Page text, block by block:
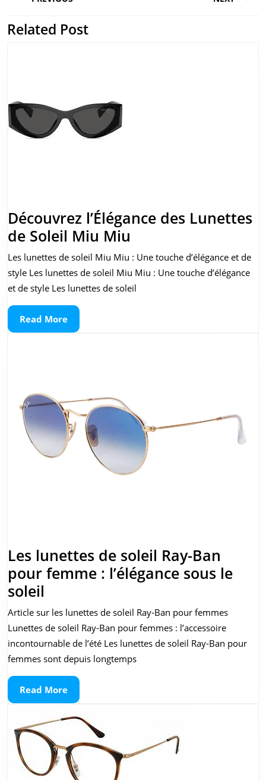
l’article
Previous
Related Post
Découvrez l’Élégance des Lunettes
de Soleil Miu Miu
l’Élégance
des
Lunettes
Les lunettes de soleil Miu Miu : Une touche d’élégance et de
style Les lunettes de soleil Miu Miu : Une touche d’élégance
et de style Les lunettes de soleil
Read MoreRead
More
Les lunettes de soleil Ray-Ban
pour femme : l’élégance sous le
soleil
lunettes
de
soleil
Ray-
Ban
pour
femme
:
l’élégance
sous
Article sur les lunettes de soleil Ray-Ban pour femmes
Lunettes de soleil Ray-Ban pour femmes : l’accessoire
incontournable de l’été Les lunettes de soleil Ray-Ban pour
femmes sont depuis longtemps
Read MoreRead
More